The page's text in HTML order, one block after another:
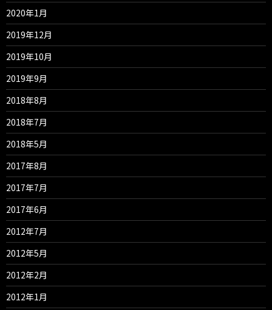
2020年1月
2019年12月
2019年10月
2019年9月
2018年8月
2018年7月
2018年5月
2017年8月
2017年7月
2017年6月
2012年7月
2012年5月
2012年2月
2012年1月